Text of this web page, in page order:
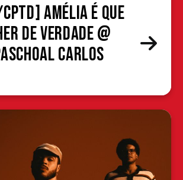
CPTD] Amélia é que
de verdade @
Carlos